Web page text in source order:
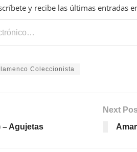
y recibe las últimas entradas
Coleccionista
– Agujetas
Next